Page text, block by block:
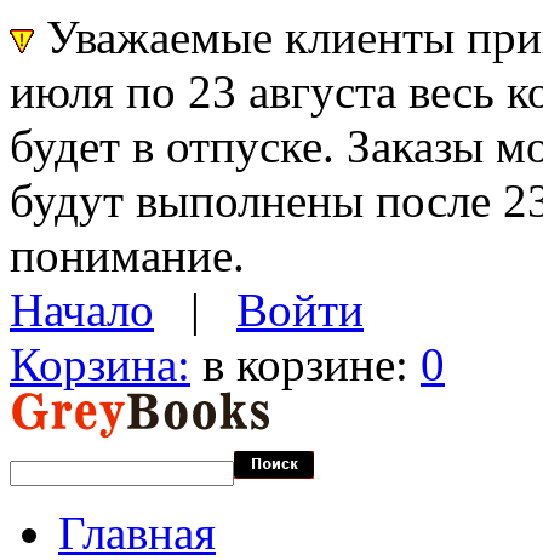
Уважаемые клиенты
июля по 23 августа весь
будет в отпуске. Заказы
будут выполнены после
понимание.
Начало | Войти
Корзина: в корзине: 0
Главная